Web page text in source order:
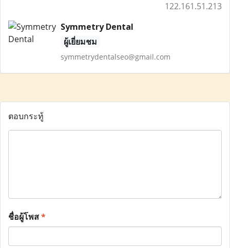
122.161.51.213
Symmetry Dental
ผู้เยี่ยมชม
symmetrydentalseo@gmail.com
ตอบกระทู้
ชื่อผู้โพส*